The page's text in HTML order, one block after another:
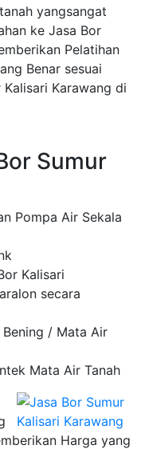
yangsangat
ke Jasa Bor
Pelatihan
Benar sesuai
Karawang di
Sumur
Pompa Air Sekala
Kalisari
secara
/ Mata Air
Mata Air Tanah
Harga yang